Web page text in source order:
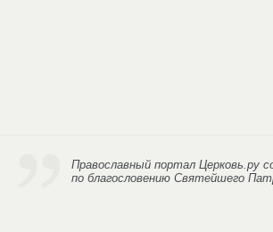
Православный портал Церковь.ру
по благословению Святейшего